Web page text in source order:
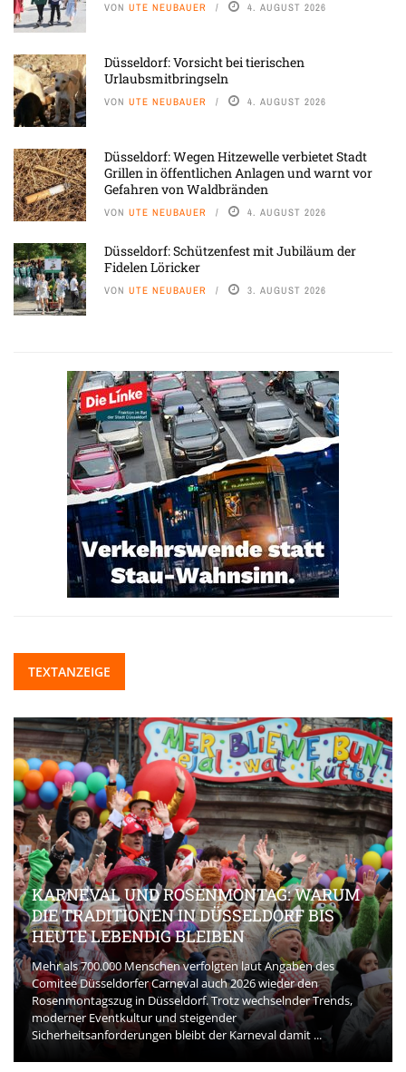
VON UTE NEUBAUER 4. AUGUST 2026
Düsseldorf: Vorsicht bei tierischen
Urlaubsmitbringseln
VON UTE NEUBAUER 4. AUGUST 2026
Düsseldorf: Wegen Hitzewelle verbietet Stadt
Grillen in öffentlichen Anlagen und warnt vor
Gefahren von Waldbränden
VON UTE NEUBAUER 4. AUGUST 2026
Düsseldorf: Schützenfest mit Jubiläum der
Fidelen Löricker
VON UTE NEUBAUER 3. AUGUST 2026
TEXTANZEIGE
KARNEVAL UND ROSENMONTAG: WARUM
DIE TRADITIONEN IN DÜSSELDORF BIS
HEUTE LEBENDIG BLEIBEN
Mehr als 700.000 Menschen verfolgten laut Angaben des
Comitee Düsseldorfer Carneval auch 2026 wieder den
Rosenmontagszug in Düsseldorf. Trotz wechselnder Trends,
moderner Eventkultur und steigender
Sicherheitsanforderungen bleibt der Karneval damit ...